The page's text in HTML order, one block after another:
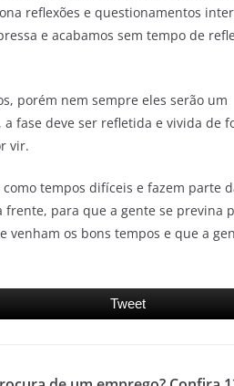
reflexões e questionamentos
e acabamos sem tempo de
porém nem sempre eles serão um
fase deve ser refletida e vivida de
vir.
tempos difíceis e fazem parte
para que a gente se previna
venham os bons tempos e que a
Tweet